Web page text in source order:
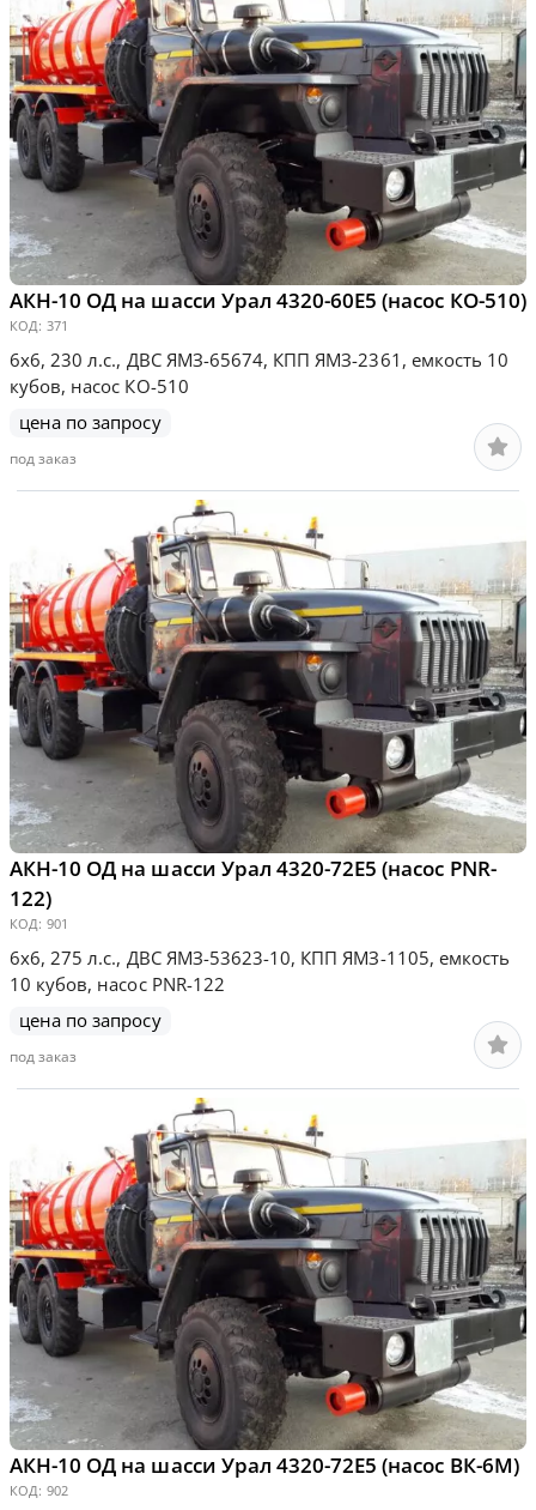
АКН-10 ОД на шасси Урал 4320-60Е5 (насос КО-510)
КОД: 371
6х6, 230 л.с., ДВС ЯМЗ-65674, КПП ЯМЗ-2361, емкость 10
кубов, насос КО-510
цена по запросу
под заказ
АКН-10 ОД на шасси Урал 4320-72Е5 (насос PNR-
122)
КОД: 901
6х6, 275 л.с., ДВС ЯМЗ-53623-10, КПП ЯМЗ-1105, емкость
10 кубов, насос PNR-122
цена по запросу
под заказ
АКН-10 ОД на шасси Урал 4320-72Е5 (насос ВК-6М)
КОД: 902